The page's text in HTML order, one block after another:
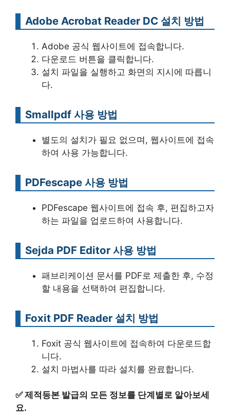
Adobe Acrobat Reader DC 설치 방법
Adobe 공식 웹사이트에 접속합니다.
다운로드 버튼을 클릭합니다.
설치 파일을 실행하고 화면의 지시에 따릅니
다.
Smallpdf 사용 방법
별도의 설치가 필요 없으며, 웹사이트에 접속
하여 사용 가능합니다.
PDFescape 사용 방법
PDFescape 웹사이트에 접속 후, 편집하고자
하는 파일을 업로드하여 사용합니다.
Sejda PDF Editor 사용 방법
패브리케이션 문서를 PDF로 제출한 후, 수정
할 내용을 선택하여 편집합니다.
Foxit PDF Reader 설치 방법
Foxit 공식 웹사이트에 접속하여 다운로드합
니다.
설치 마법사를 따라 설치를 완료합니다.
✅제적등본 발급의 모든 정보를 단계별로 알아보세
요.